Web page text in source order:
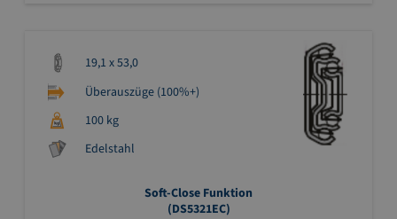
19,1 x 53,0
Überauszüge (100%+)
100 kg
Edelstahl
Soft-Close Funktion
(DS5321EC)